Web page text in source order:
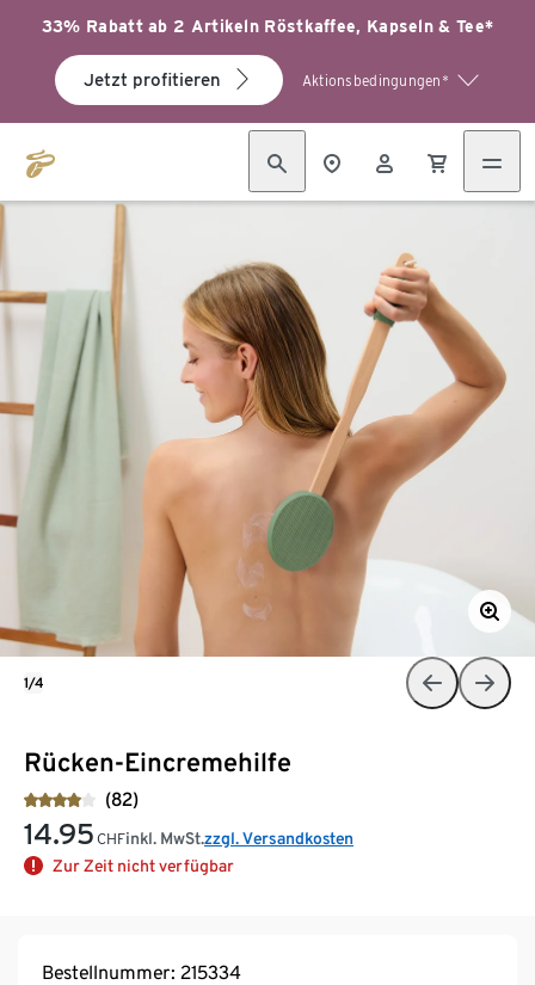
33% Rabatt ab 2 Artikeln Röstkaffee, Kapseln & Tee*
Jetzt profitieren Aktionsbedingungen*
Rücken-Eincremehilfe
(82)
14.95 CHFinkl. MwSt.zzgl. Versandkosten
Zur Zeit nicht verfügbar
1/4
Bestellnummer: 215334